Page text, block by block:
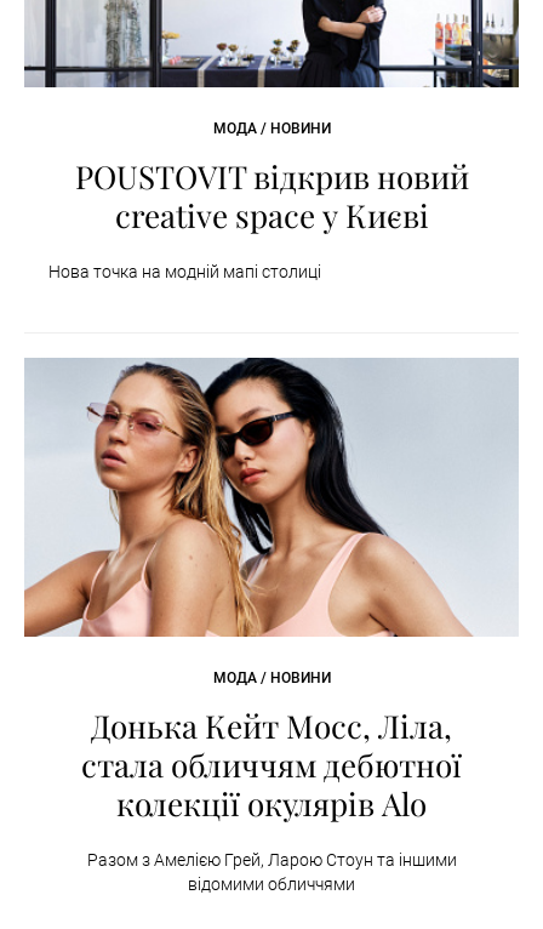
МОДА / НОВИНИ
POUSTOVIT відкрив новий
creative space у Києві
Нова точка на модній мапі столиці
МОДА / НОВИНИ
Донька Кейт Мосс, Ліла,
стала обличчям дебютної
колекції окулярів Alo
Разом з Амелією Грей, Ларою Стоун та іншими
відомими обличчями